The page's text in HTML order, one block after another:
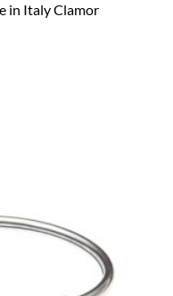
in Italy Clamor